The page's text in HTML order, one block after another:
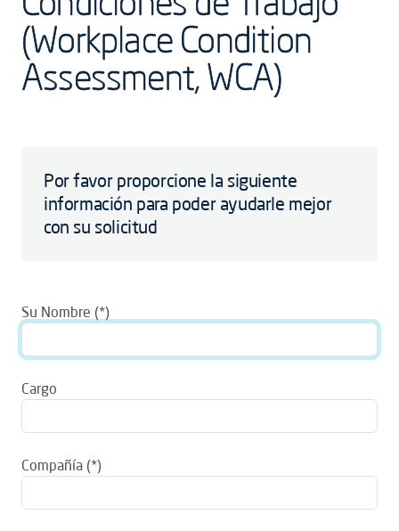
(Workplace Condition
Assessment, WCA)
Por favor proporcione la siguiente
información para poder ayudarle mejor
con su solicitud
Su Nombre
Cargo
Compañía